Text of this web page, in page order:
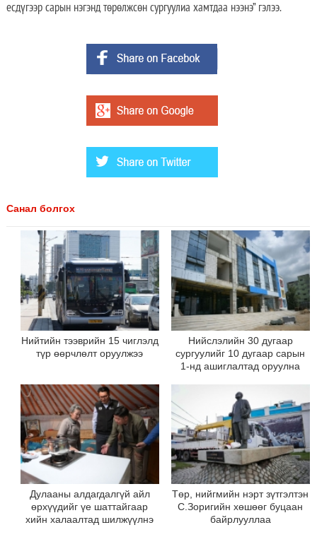
есдүгээр сарын нэгэнд төрөлжсөн сургуулиа хамтдаа нээнэ” гэлээ.
Санал болгох
Нийтийн тээврийн 15 чиглэлд
түр өөрчлөлт оруулжээ
Нийслэлийн 30 дугаар
сургуулийг 10 дугаар сарын
1-нд ашиглалтад оруулна
Дулааны алдагдалгүй айл
өрхүүдийг үе шаттайгаар
хийн халаалтад шилжүүлнэ
Төр, нийгмийн нэрт зүтгэлтэн
С.Зоригийн хөшөөг буцаан
байрлууллаа